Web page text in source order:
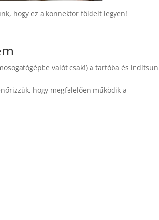
hogy ez a konnektor földelt legyen!
valót csak!) a tartóba és
hogy megfelelően működik a